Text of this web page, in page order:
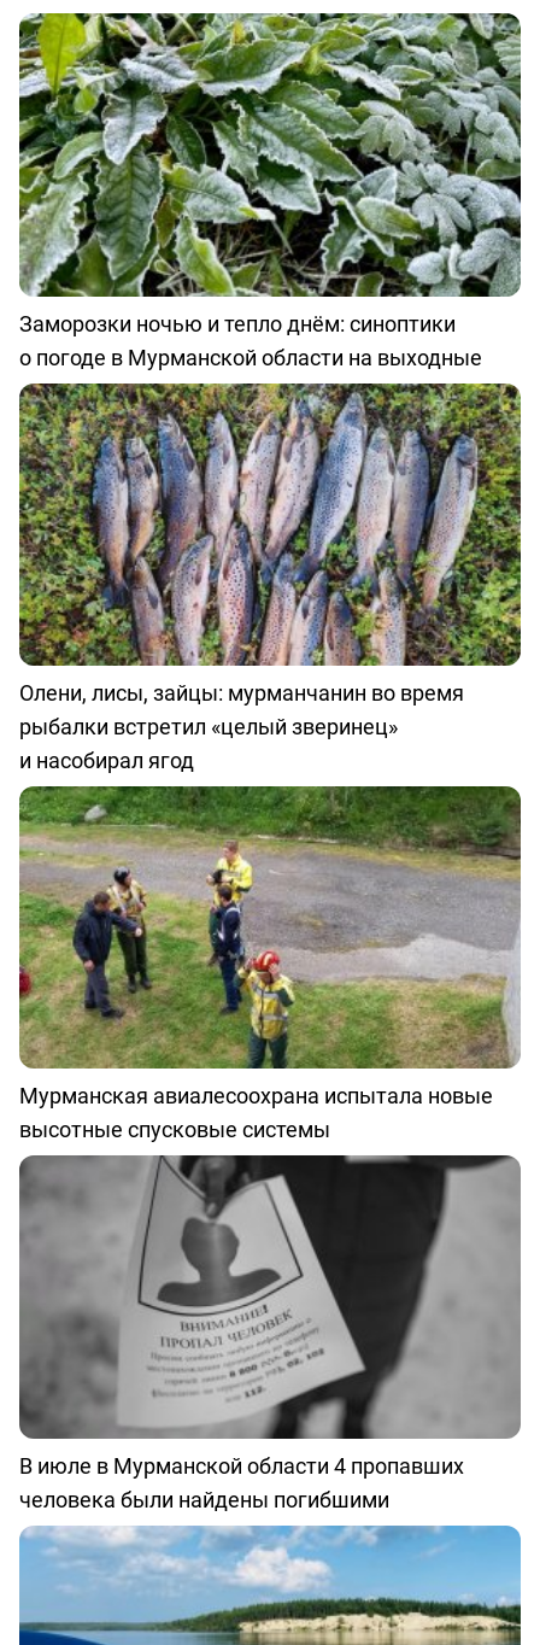
Заморозки ночью и тепло днём: синоптики
о погоде в Мурманской области на выходные
Олени, лисы, зайцы: мурманчанин во время
рыбалки встретил «целый зверинец»
и насобирал ягод
Мурманская авиалесоохрана испытала новые
высотные спусковые системы
В июле в Мурманской области 4 пропавших
человека были найдены погибшими